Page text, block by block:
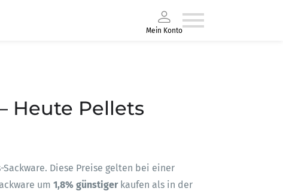
Mein Konto
Heute Pellets
Diese Preise gelten bei einer
um 1,8% günstigerkaufen als in der